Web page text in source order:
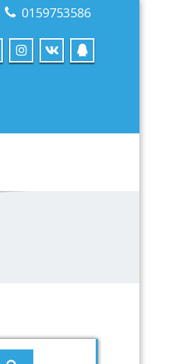
0159753586